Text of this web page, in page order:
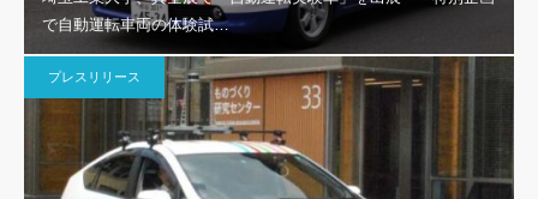
で自動運転車両の体験試…
プレスリリース